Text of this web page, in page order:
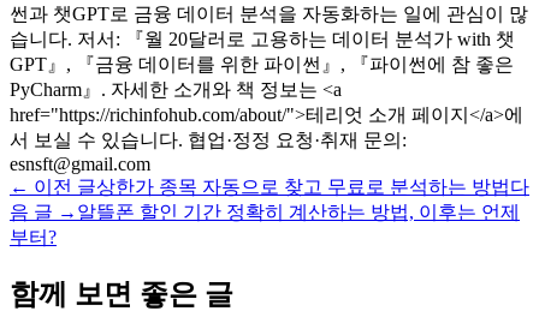
썬과 챗GPT로 금융 데이터 분석을 자동화하는 일에 관심이 많
습니다. 저서: 『월 20달러로 고용하는 데이터 분석가 with 챗
GPT』, 『금융 데이터를 위한 파이썬』, 『파이썬에 참 좋은
PyCharm』. 자세한 소개와 책 정보는 <a
href="https://richinfohub.com/about/">테리엇 소개 페이지</a>에
서 보실 수 있습니다. 협업·정정 요청·취재 문의:
esnsft@gmail.com
← 이전 글상한가 종목 자동으로 찾고 무료로 분석하는 방법다
음 글 → 알뜰폰 할인 기간 정확히 계산하는 방법, 이후는 언제
부터?
함께 보면 좋은 글